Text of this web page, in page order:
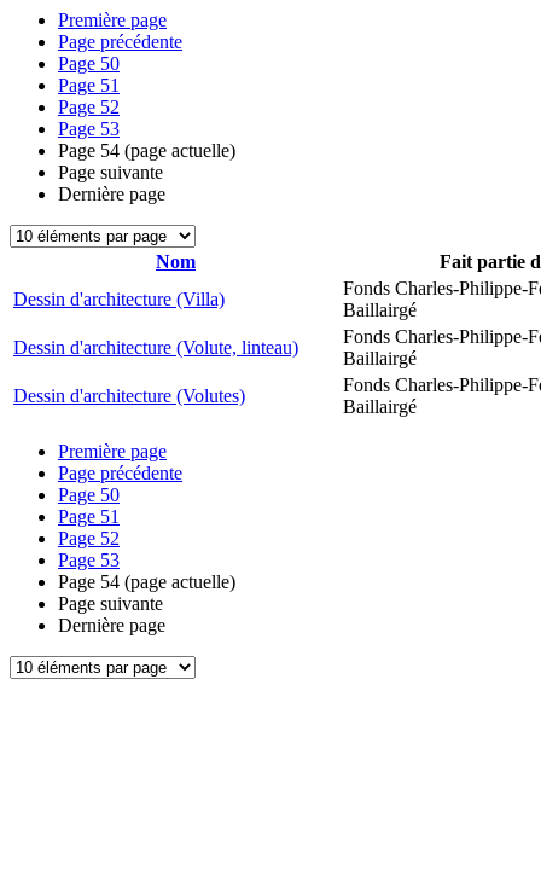
Première page
Page précédente
Page 50
Page 51
Page 52
Page 53
Page 54 (page actuelle)
Page suivante
Dernière page
Nom
Fait partie
Dessin d'architecture (Villa)
Fonds Charles-Philippe-
Baillairgé
Dessin d'architecture (Volute, linteau)
Fonds Charles-Philippe-
Baillairgé
Dessin d'architecture (Volutes)
Fonds Charles-Philippe-
Baillairgé
Première page
Page précédente
Page 50
Page 51
Page 52
Page 53
Page 54 (page actuelle)
Page suivante
Dernière page